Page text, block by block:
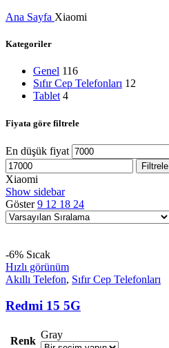
Ana Sayfa Xiaomi
Kategoriler
Genel 116
Sıfır Cep Telefonları 12
Tablet 4
Fiyata göre filtrele
En düşük fiyat
Filtrele
Xiaomi
Show sidebar
Göster9 12 18 24
-6% Sıcak
Hızlı görünüm
Akıllı Telefon, Sıfır Cep Telefonları
Redmi 15 5G
Renk
Gray